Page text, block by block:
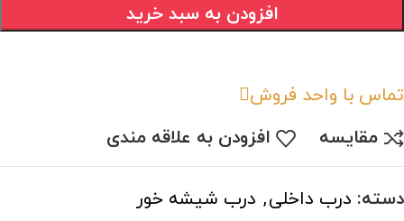
افزودن به سبد خرید
تماس با واحد فروش
مقایسه
افزودن به علاقه مندی
دسته: درب داخلی, درب شیشه خور